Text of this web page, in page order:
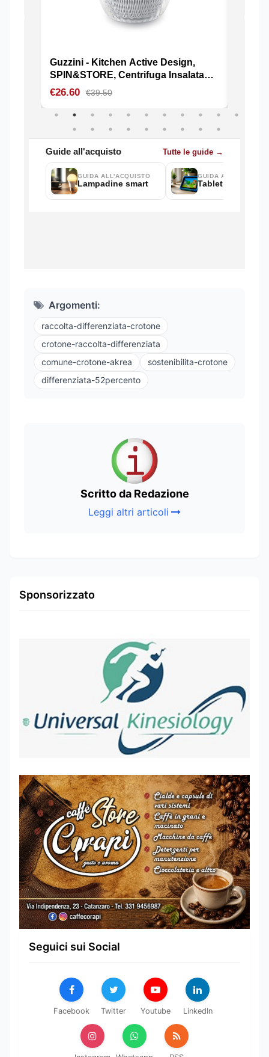
Argomenti:
raccolta-differenziata-crotone
crotone-raccolta-differenziata
comune-crotone-akrea
sostenibilita-crotone
differenziata-52percento
Scritto da Redazione
Leggi altri articoli
Sponsorizzato
Seguici sui Social
Facebook Twitter Youtube LinkedIn